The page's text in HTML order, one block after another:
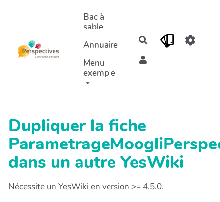
Aller au contenu principal
Bac à
sable
Annuaire
Menu
exemple
Rechercher
Dupliquer la fiche
dans un autre YesWiki
Nécessite un YesWiki en version >= 4.5.0.